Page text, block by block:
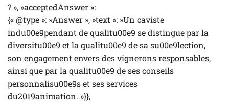
? », »acceptedAnswer »:
{« @type »: »Answer », »text »: »Un caviste
indu00e9pendant de qualitu00e9 se distingue par la
diversitu00e9 et la qualitu00e9 de sa su00e9lection,
son engagement envers des vignerons responsables,
ainsi que par la qualitu00e9 de ses conseils
personnalisu00e9s et ses services
du2019animation. »}},